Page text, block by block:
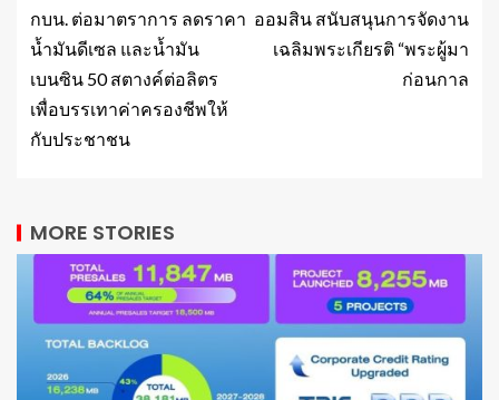
กบน. ต่อมาตราการ ลดราคา
น้ำมันดีเซล และน้ำมัน
เบนซิน 50 สตางค์ต่อลิตร
เพื่อบรรเทาค่าครองชีพให้
กับประชาชน
ออมสิน สนับสนุนการจัดงาน
เฉลิมพระเกียรติ “พระผู้มา
ก่อนกาล
MORE STORIES